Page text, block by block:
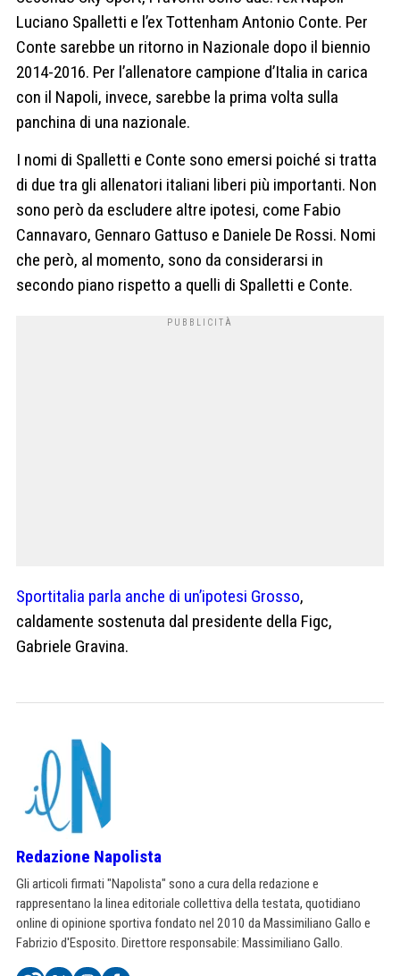
Luciano Spalletti e l’ex Tottenham Antonio Conte. Per
Conte sarebbe un ritorno in Nazionale dopo il biennio
2014-2016. Per l’allenatore campione d’Italia in carica
con il Napoli, invece, sarebbe la prima volta sulla
panchina di una nazionale.
I nomi di Spalletti e Conte sono emersi poiché si tratta
di due tra gli allenatori italiani liberi più importanti. Non
sono però da escludere altre ipotesi, come Fabio
Cannavaro, Gennaro Gattuso e Daniele De Rossi. Nomi
che però, al momento, sono da considerarsi in
secondo piano rispetto a quelli di Spalletti e Conte.
Sportitalia parla anche di un’ipotesi Grosso,
caldamente sostenuta dal presidente della Figc,
Gabriele Gravina.
Redazione Napolista
Gli articoli firmati "Napolista" sono a cura della redazione e
rappresentano la linea editoriale collettiva della testata, quotidiano
online di opinione sportiva fondato nel 2010 da Massimiliano Gallo e
Fabrizio d'Esposito. Direttore responsabile: Massimiliano Gallo.